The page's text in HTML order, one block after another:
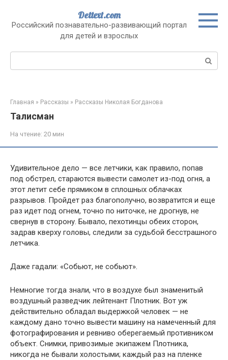
контенту
Dettext.com
Российский познавательно-развивающий портал
для детей и взрослых
Поиск:
Главная » Рассказы » Рассказы Николая Богданова
Талисман
На чтение: 20 мин
Удивительное дело — все летчики, как правило, попав
под обстрел, стараются вывести самолет из-под огня, а
этот летит себе прямиком в сплошных облачках
разрывов. Пройдет раз благополучно, возвратится и еще
раз идет под огнем, точно по ниточке, не дрогнув, не
свернув в сторону. Бывало, пехотинцы обеих сторон,
задрав кверху головы, следили за судьбой бесстрашного
летчика.
Даже гадали: «Собьют, не собьют».
Немногие тогда знали, что в воздухе был знаменитый
воздушный разведчик лейтенант Плотник. Вот уж
действительно обладал выдержкой человек — не
каждому дано точно вывести машину на намеченный для
фотографирования и ревниво оберегаемый противником
объект. Снимки, привозимые экипажем Плотника,
никогда не бывали холостыми; каждый раз на пленке